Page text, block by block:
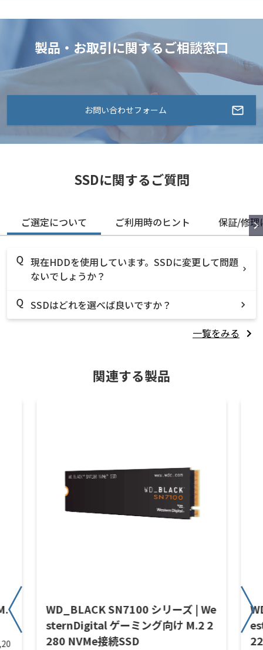
製品・お取引に関するご相談窓口
お問い合わせフォーム
SSDに関するご質問
ご選定について ご利用時のヒント 保証/修理
現在HDDを使用しています。SSDに変更して問題
ないでしょうか？
SSDはどれを選べば良いですか？
一覧をみる
関連する製品
WD_BLACK SN7100 シリーズ | We
sternDigital ゲーミング向け M.2 2
280 NVMe接続SSD